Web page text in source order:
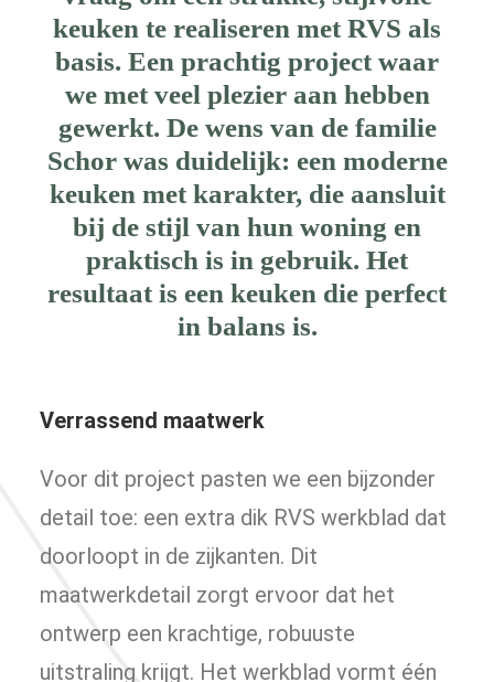
keuken te realiseren met RVS als
basis. Een prachtig project waar
we met veel plezier aan hebben
gewerkt. De wens van de familie
Schor was duidelijk: een moderne
keuken met karakter, die aansluit
bij de stijl van hun woning en
praktisch is in gebruik. Het
resultaat is een keuken die perfect
in balans is.
Verrassend maatwerk
Voor dit project pasten we een bijzonder
detail toe: een extra dik RVS werkblad dat
doorloopt in de zijkanten. Dit
maatwerkdetail zorgt ervoor dat het
ontwerp een krachtige, robuuste
uitstraling krijgt. Het werkblad vormt één